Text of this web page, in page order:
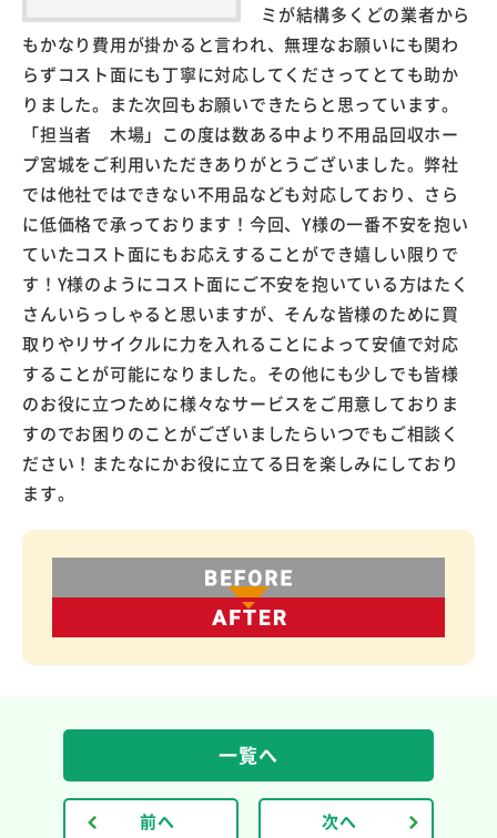
ミが結構多くどの業者から
もかなり費用が掛かると言われ、無理なお願いにも関わ
らずコスト面にも丁寧に対応してくださってとても助か
りました。また次回もお願いできたらと思っています。
「担当者 木場」この度は数ある中より不用品回収ホー
プ宮城をご利用いただきありがとうございました。弊社
では他社ではできない不用品なども対応しており、さら
に低価格で承っております！今回、Y様の一番不安を抱い
ていたコスト面にもお応えすることができ嬉しい限りで
す！Y様のようにコスト面にご不安を抱いている方はたく
さんいらっしゃると思いますが、そんな皆様のために買
取りやリサイクルに力を入れることによって安値で対応
することが可能になりました。その他にも少しでも皆様
のお役に立つために様々なサービスをご用意しておりま
すのでお困りのことがございましたらいつでもご相談く
ださい！またなにかお役に立てる日を楽しみにしており
ます。
前へ
一覧へ
次へ